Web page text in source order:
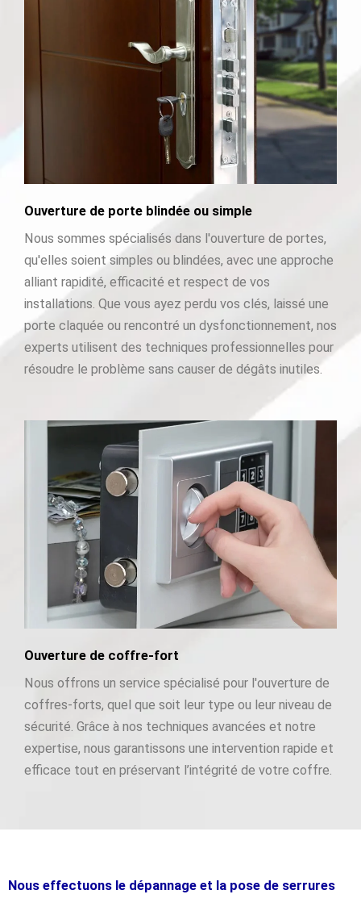
Ouverture de porte blindée ou simple
Nous sommes spécialisés dans l'ouverture de portes,
qu'elles soient simples ou blindées, avec une approche
alliant rapidité, efficacité et respect de vos
installations. Que vous ayez perdu vos clés, laissé une
porte claquée ou rencontré un dysfonctionnement, nos
experts utilisent des techniques professionnelles pour
résoudre le problème sans causer de dégâts inutiles.
Ouverture de coffre-fort
Nous offrons un service spécialisé pour l'ouverture de
coffres-forts, quel que soit leur type ou leur niveau de
sécurité. Grâce à nos techniques avancées et notre
expertise, nous garantissons une intervention rapide et
efficace tout en préservant l’intégrité de votre coffre.
Nous effectuons le dépannage et la pose de serrures